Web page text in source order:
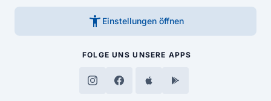
accessibility_new Einstellungen öffnen
FOLGE UNS UNSERE APPS